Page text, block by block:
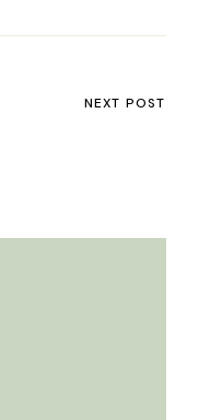
NEXT POST